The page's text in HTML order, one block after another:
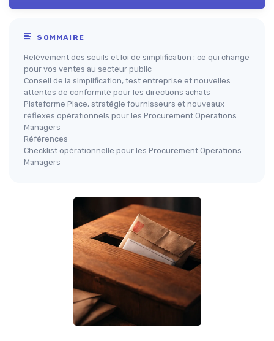
SOMMAIRE
Relèvement des seuils et loi de simplification : ce qui change
pour vos ventes au secteur public
Conseil de la simplification, test entreprise et nouvelles
attentes de conformité pour les directions achats
Plateforme Place, stratégie fournisseurs et nouveaux
réflexes opérationnels pour les Procurement Operations
Managers
Références
Checklist opérationnelle pour les Procurement Operations
Managers